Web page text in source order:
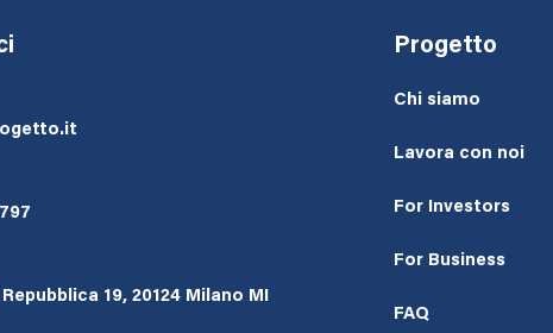
19, 20124 Milano MI
Progetto
Chi siamo
Lavora con noi
For Investors
For Business
FAQ